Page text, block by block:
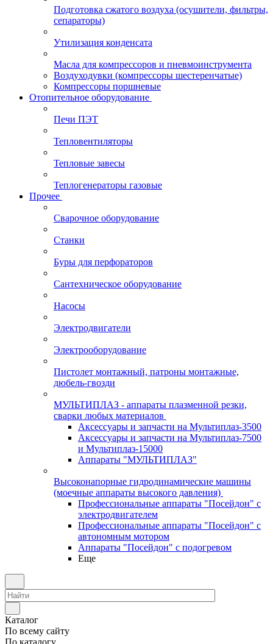
Подготовка сжатого воздуха (осушители, фильтры,
сепараторы)
Утилизация конденсата
Масла для компрессоров и пневмоинструмента
Воздуходувки (компрессоры шестеренчатые)
Компрессоры поршневые
Отопительное оборудование
Печи ПЭТ
Тепловентиляторы
Тепловые завесы
Теплогенераторы газовые
Прочее
Сварочное оборудование
Станки
Буры для перфораторов
Сантехническое оборудование
Насосы
Электродвигатели
Электрооборудование
Пистолет монтажный, патроны монтажные,
дюбель-гвозди
МУЛЬТИПЛАЗ - аппараты плазменной резки,
сварки любых материалов
Аксессуары и запчасти на Мультиплаз-3500
Аксессуары и запчасти на Мультиплаз-7500
и Мультиплаз-15000
Аппараты "МУЛЬТИПЛАЗ"
Высоконапорные гидродинамические машины
(моечные аппараты высокого давления)
Профессиональные аппараты "Посейдон" с
электродвигателем
Профессиональные аппараты "Посейдон" с
автономным мотором
Аппараты "Посейдон" с подогревом
Еще
Каталог
По всему сайту
По каталогу